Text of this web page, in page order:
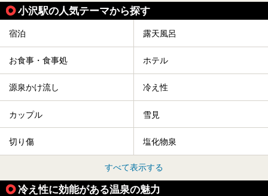
小沢駅の人気テーマから探す
宿泊 露天風呂
お食事・食事処 ホテル
源泉かけ流し 冷え性
カップル 雪見
切り傷 塩化物泉
すべて表示する
冷え性に効能がある温泉の魅力